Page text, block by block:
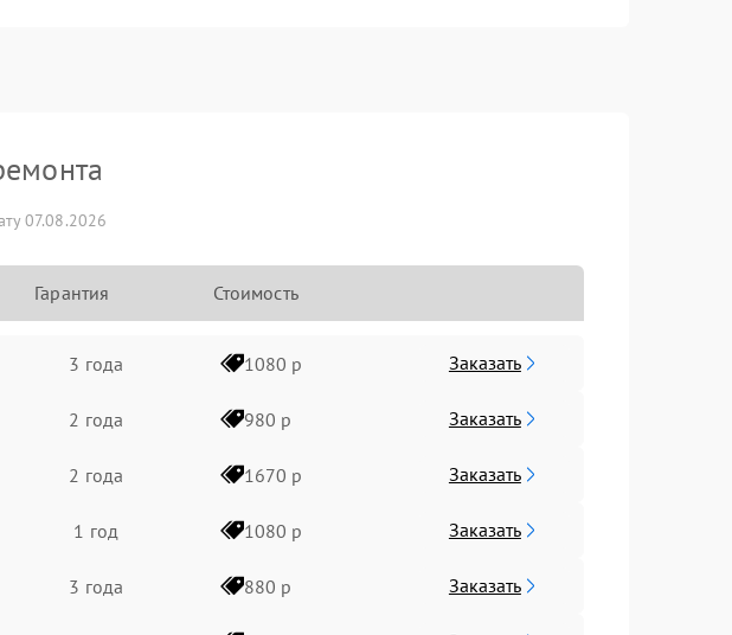
07.08.2026
Гарантия Стоимость
3 года 1080 р Заказать
2 года 980 р Заказать
2 года 1670 р Заказать
1 год 1080 р Заказать
3 года 880 р Заказать